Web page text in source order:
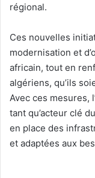
régional.
Ces nouvelles
modernisation et
africain, tout en
algériens, qu’ils
Avec ces mesures,
tant qu’acteur clé
en place des
et adaptées aux